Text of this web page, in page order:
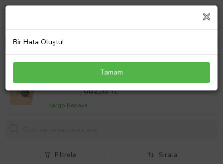
Cam El Yapımı Uğur Böceği Ayetel Kürsi Araba Dikiz
Ayna Süsü/Papatyalı Hediyelik Aksesuar
Sepette %10 İndirim
682,93 TL
Kargo Bedava
Filtrele Sırala
Bir Hata Oluştu!
Tamam